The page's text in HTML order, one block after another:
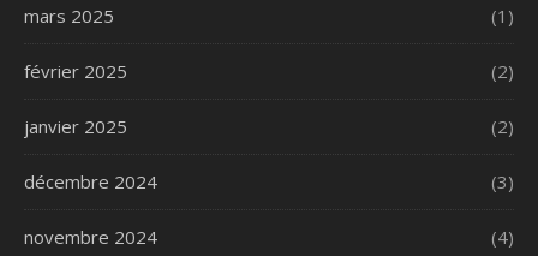
mars 2025 (1)
février 2025 (2)
janvier 2025 (2)
décembre 2024 (3)
novembre 2024 (4)